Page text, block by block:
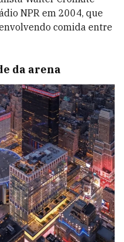
NPR em 2004, que
comida entre
da arena